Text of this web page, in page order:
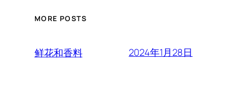
MORE POSTS
鲜花和香料 2024年1月28日